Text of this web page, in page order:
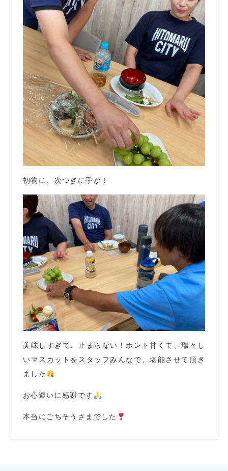
初物に、次つぎに手が！
美味しすぎて、止まらない！ホント甘くて、瑞々し
いマスカットをスタッフみんなで、堪能させて頂き
ました
お心遣いに感謝です
本当にごちそうさまでした